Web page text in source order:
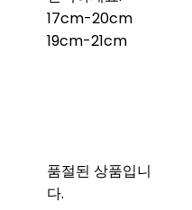
17cm-20cm
19cm-21cm
품절된 상품입니
다.